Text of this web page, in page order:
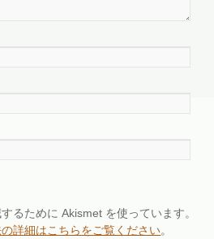
るために Akismet を使っています。
詳細はこちらをご覧ください。